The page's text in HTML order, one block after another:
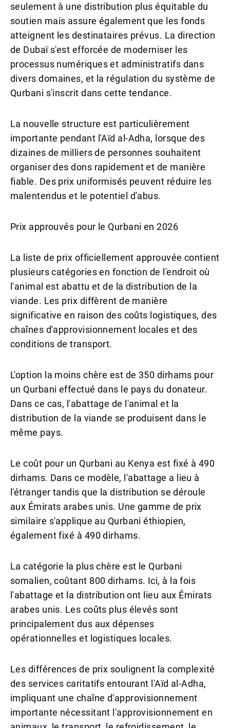
seulement à une distribution plus équitable du
soutien mais assure également que les fonds
atteignent les destinataires prévus. La direction
de Dubaï s'est efforcée de moderniser les
processus numériques et administratifs dans
divers domaines, et la régulation du système de
Qurbani s'inscrit dans cette tendance.
La nouvelle structure est particulièrement
importante pendant l'Aïd al-Adha, lorsque des
dizaines de milliers de personnes souhaitent
organiser des dons rapidement et de manière
fiable. Des prix uniformisés peuvent réduire les
malentendus et le potentiel d'abus.
Prix approuvés pour le Qurbani en 2026
La liste de prix officiellement approuvée contient
plusieurs catégories en fonction de l'endroit où
l'animal est abattu et de la distribution de la
viande. Les prix diffèrent de manière
significative en raison des coûts logistiques, des
chaînes d'approvisionnement locales et des
conditions de transport.
L'option la moins chère est de 350 dirhams pour
un Qurbani effectué dans le pays du donateur.
Dans ce cas, l'abattage de l'animal et la
distribution de la viande se produisent dans le
même pays.
Le coût pour un Qurbani au Kenya est fixé à 490
dirhams. Dans ce modèle, l'abattage a lieu à
l'étranger tandis que la distribution se déroule
aux Émirats arabes unis. Une gamme de prix
similaire s'applique au Qurbani éthiopien,
également fixé à 490 dirhams.
La catégorie la plus chère est le Qurbani
somalien, coûtant 800 dirhams. Ici, à la fois
l'abattage et la distribution ont lieu aux Émirats
arabes unis. Les coûts plus élevés sont
principalement dus aux dépenses
opérationnelles et logistiques locales.
Les différences de prix soulignent la complexité
des services caritatifs entourant l'Aïd al-Adha,
impliquant une chaîne d'approvisionnement
importante nécessitant l'approvisionnement en